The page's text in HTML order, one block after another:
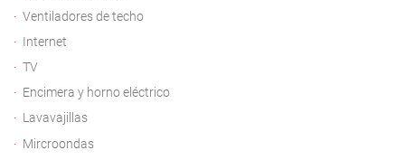
Ventiladores de techo
Internet
TV
Encimera y horno eléctrico
Lavavajillas
Mircroondas